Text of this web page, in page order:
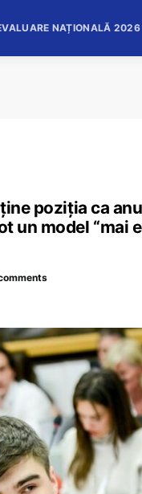
NAȚIONALĂ 2026
poziția ca
un model “mai